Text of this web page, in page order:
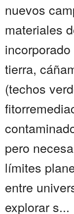
nuevos
materiales
tierra,
(techos
pero
límites
entre
explorar s...